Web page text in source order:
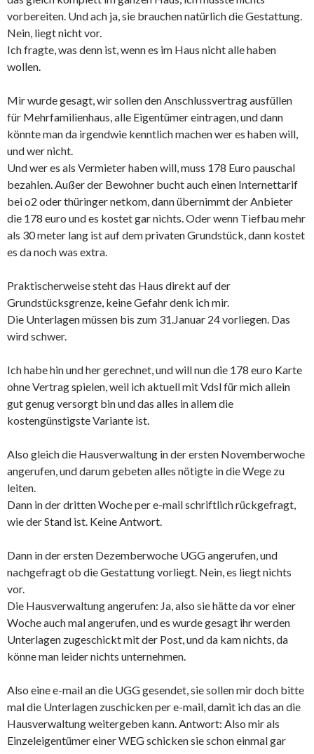
vorbereiten. Und ach ja, sie brauchen natürlich die Gestattung.
Nein, liegt nicht vor.
Ich fragte, was denn ist, wenn es im Haus nicht alle haben
wollen.
Mir wurde gesagt, wir sollen den Anschlussvertrag ausfüllen
für Mehrfamilienhaus, alle Eigentümer eintragen, und dann
könnte man da irgendwie kenntlich machen wer es haben will,
und wer nicht.
Und wer es als Vermieter haben will, muss 178 Euro pauschal
bezahlen. Außer der Bewohner bucht auch einen Internettarif
bei o2 oder thüringer netkom, dann übernimmt der Anbieter
die 178 euro und es kostet gar nichts. Oder wenn Tiefbau mehr
als 30 meter lang ist auf dem privaten Grundstück, dann kostet
es da noch was extra.
Praktischerweise steht das Haus direkt auf der
Grundstücksgrenze, keine Gefahr denk ich mir.
Die Unterlagen müssen bis zum 31.Januar 24 vorliegen. Das
wird schwer.
Ich habe hin und her gerechnet, und will nun die 178 euro Karte
ohne Vertrag spielen, weil ich aktuell mit Vdsl für mich allein
gut genug versorgt bin und das alles in allem die
kostengünstigste Variante ist.
Also gleich die Hausverwaltung in der ersten Novemberwoche
angerufen, und darum gebeten alles nötigte in die Wege zu
leiten.
Dann in der dritten Woche per e-mail schriftlich rückgefragt,
wie der Stand ist. Keine Antwort.
Dann in der ersten Dezemberwoche UGG angerufen, und
nachgefragt ob die Gestattung vorliegt. Nein, es liegt nichts
vor.
Die Hausverwaltung angerufen: Ja, also sie hätte da vor einer
Woche auch mal angerufen, und es wurde gesagt ihr werden
Unterlagen zugeschickt mit der Post, und da kam nichts, da
könne man leider nichts unternehmen.
Also eine e-mail an die UGG gesendet, sie sollen mir doch bitte
mal die Unterlagen zuschicken per e-mail, damit ich das an die
Hausverwaltung weitergeben kann. Antwort: Also mir als
Einzeleigentümer einer WEG schicken sie schon einmal gar